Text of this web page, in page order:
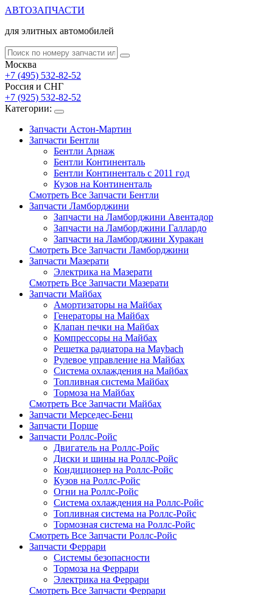
АВТОЗАПЧАСТИ
для элитных автомобилей
Москва
+7 (495) 532-82-52
Россия и СНГ
+7 (925) 532-82-52
Категории:
Запчасти Астон-Мартин
Запчасти Бентли
Бентли Арнаж
Бентли Континенталь
Бентли Континенталь с 2011 год
Кузов на Континенталь
Смотреть Все Запчасти Бентли
Запчасти Ламборджини
Запчасти на Ламборджини Авентадор
Запчасти на Ламборджини Галлардо
Запчасти на Ламборджини Хуракан
Смотреть Все Запчасти Ламборджини
Запчасти Мазерати
Электрика на Мазерати
Смотреть Все Запчасти Мазерати
Запчасти Майбах
Амортизаторы на Майбах
Генераторы на Майбах
Клапан печки на Майбах
Компрессоры на Майбах
Решетка радиатора на Maybach
Рулевое управление на Майбах
Система охлаждения на Майбах
Топливная система Майбах
Тормоза на Майбах
Смотреть Все Запчасти Майбах
Запчасти Мерседес-Бенц
Запчасти Порше
Запчасти Роллс-Ройс
Двигатель на Роллс-Ройс
Диски и шины на Роллс-Ройс
Кондиционер на Роллс-Ройс
Кузов на Роллс-Ройс
Огни на Роллс-Ройс
Система охлаждения на Роллс-Ройс
Топливная система на Роллс-Ройс
Тормозная cистема на Роллс-Ройс
Смотреть Все Запчасти Роллс-Ройс
Запчасти Феррари
Системы безопасности
Тормоза на Феррари
Электрика на Феррари
Смотреть Все Запчасти Феррари